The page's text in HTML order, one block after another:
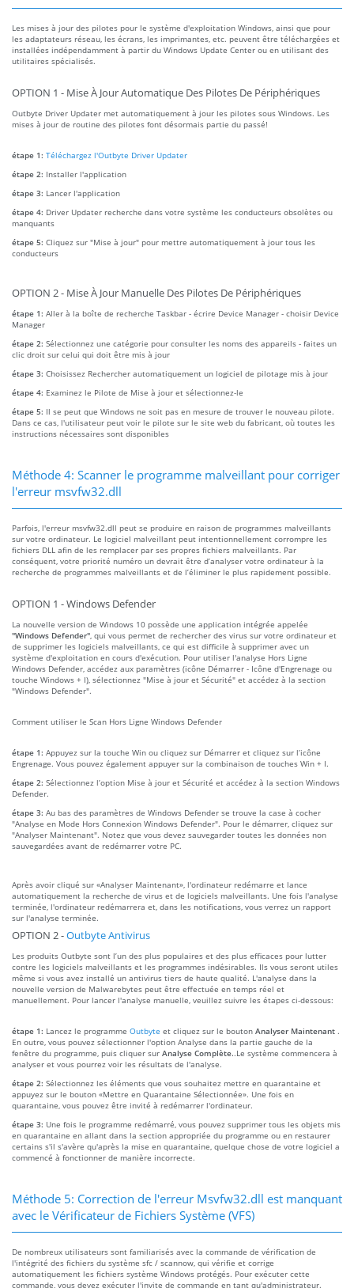
Les mises à jour des pilotes pour le système d'exploitation Windows, ainsi que pour
les adaptateurs réseau, les écrans, les imprimantes, etc. peuvent être téléchargées et
installées indépendamment à partir du Windows Update Center ou en utilisant des
utilitaires spécialisés.
OPTION 1 - Mise À Jour Automatique Des Pilotes De Périphériques
Outbyte Driver Updater met automatiquement à jour les pilotes sous Windows. Les
mises à jour de routine des pilotes font désormais partie du passé!
étape 1: Téléchargez l'Outbyte Driver Updater
étape 2: Installer l'application
étape 3: Lancer l'application
étape 4: Driver Updater recherche dans votre système les conducteurs obsolètes ou
manquants
étape 5: Cliquez sur "Mise à jour" pour mettre automatiquement à jour tous les
conducteurs
OPTION 2 - Mise À Jour Manuelle Des Pilotes De Périphériques
étape 1: Aller à la boîte de recherche Taskbar - écrire Device Manager - choisir Device
Manager
étape 2: Sélectionnez une catégorie pour consulter les noms des appareils - faites un
clic droit sur celui qui doit être mis à jour
étape 3: Choisissez Rechercher automatiquement un logiciel de pilotage mis à jour
étape 4: Examinez le Pilote de Mise à jour et sélectionnez-le
étape 5: Il se peut que Windows ne soit pas en mesure de trouver le nouveau pilote.
Dans ce cas, l'utilisateur peut voir le pilote sur le site web du fabricant, où toutes les
instructions nécessaires sont disponibles
Méthode 4: Scanner le programme malveillant pour corriger
l'erreur msvfw32.dll
Parfois, l'erreur msvfw32.dll peut se produire en raison de programmes malveillants
sur votre ordinateur. Le logiciel malveillant peut intentionnellement corrompre les
fichiers DLL afin de les remplacer par ses propres fichiers malveillants. Par
conséquent, votre priorité numéro un devrait être d’analyser votre ordinateur à la
recherche de programmes malveillants et de l’éliminer le plus rapidement possible.
OPTION 1 - Windows Defender
La nouvelle version de Windows 10 possède une application intégrée appelée
"Windows Defender" , qui vous permet de rechercher des virus sur votre ordinateur et
de supprimer les logiciels malveillants, ce qui est difficile à supprimer avec un
système d'exploitation en cours d'exécution. Pour utiliser l'analyse Hors Ligne
Windows Defender, accédez aux paramètres (icône Démarrer - Icône d'Engrenage ou
touche Windows + I), sélectionnez "Mise à jour et Sécurité" et accédez à la section
"Windows Defender".
Comment utiliser le Scan Hors Ligne Windows Defender
étape 1: Appuyez sur la touche Win ou cliquez sur Démarrer et cliquez sur l’icône
Engrenage. Vous pouvez également appuyer sur la combinaison de touches Win + I.
étape 2: Sélectionnez l’option Mise à jour et Sécurité et accédez à la section Windows
Defender.
étape 3: Au bas des paramètres de Windows Defender se trouve la case à cocher
"Analyse en Mode Hors Connexion Windows Defender". Pour le démarrer, cliquez sur
"Analyser Maintenant". Notez que vous devez sauvegarder toutes les données non
sauvegardées avant de redémarrer votre PC.
Après avoir cliqué sur «Analyser Maintenant», l'ordinateur redémarre et lance
automatiquement la recherche de virus et de logiciels malveillants. Une fois l'analyse
terminée, l'ordinateur redémarrera et, dans les notifications, vous verrez un rapport
sur l'analyse terminée.
OPTION 2 -Outbyte Antivirus
Les produits Outbyte sont l’un des plus populaires et des plus efficaces pour lutter
contre les logiciels malveillants et les programmes indésirables. Ils vous seront utiles
même si vous avez installé un antivirus tiers de haute qualité. L'analyse dans la
nouvelle version de Malwarebytes peut être effectuée en temps réel et
manuellement. Pour lancer l'analyse manuelle, veuillez suivre les étapes ci-dessous:
étape 1: Lancez le programme Outbyte et cliquez sur le bouton Analyser Maintenant .
En outre, vous pouvez sélectionner l'option Analyse dans la partie gauche de la
fenêtre du programme, puis cliquer sur Analyse Complète..Le système commencera à
analyser et vous pourrez voir les résultats de l'analyse.
étape 2: Sélectionnez les éléments que vous souhaitez mettre en quarantaine et
appuyez sur le bouton «Mettre en Quarantaine Sélectionnée». Une fois en
quarantaine, vous pouvez être invité à redémarrer l'ordinateur.
étape 3: Une fois le programme redémarré, vous pouvez supprimer tous les objets mis
en quarantaine en allant dans la section appropriée du programme ou en restaurer
certains s'il s'avère qu'après la mise en quarantaine, quelque chose de votre logiciel a
commencé à fonctionner de manière incorrecte.
Méthode 5: Correction de l'erreur Msvfw32.dll est manquant
avec le Vérificateur de Fichiers Système (VFS)
De nombreux utilisateurs sont familiarisés avec la commande de vérification de
l'intégrité des fichiers du système sfc / scannow, qui vérifie et corrige
automatiquement les fichiers système Windows protégés. Pour exécuter cette
commande, vous devez exécuter l'invite de commande en tant qu'administrateur.